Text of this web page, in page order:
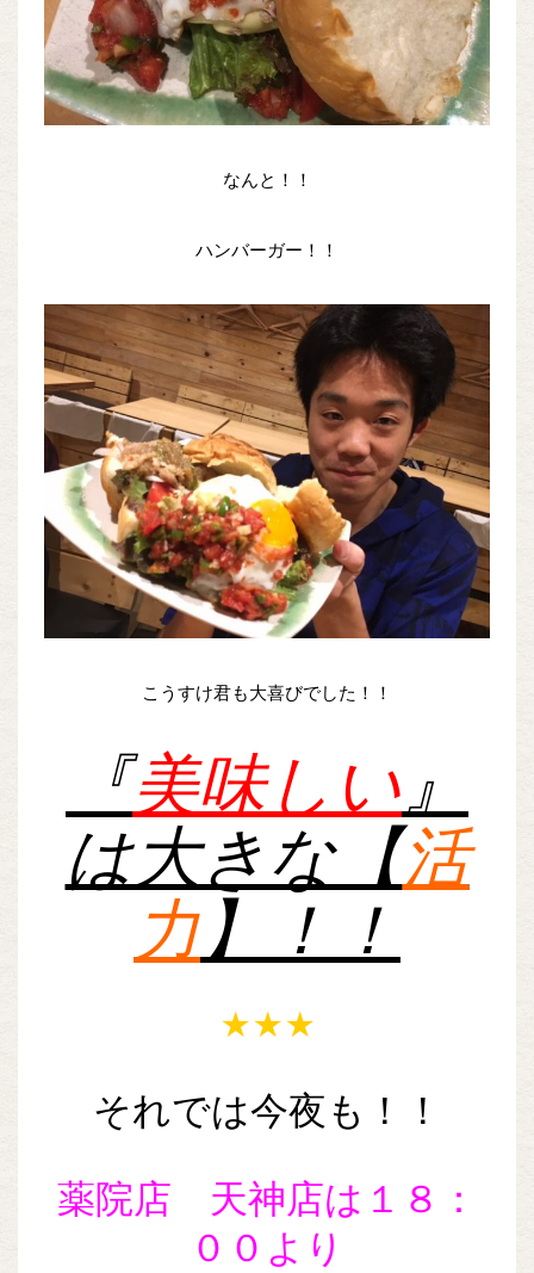
なんと！！
ハンバーガー！！
こうすけ君も大喜びでした！！
『美味しい 』
は大きな【活
力】！！
★★★
それでは今夜も！！
薬院店 天神店は１８：
００より